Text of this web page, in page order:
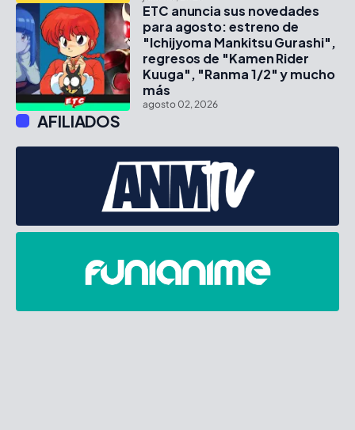
ETC anuncia sus novedades
para agosto: estreno de
"Ichijyoma Mankitsu Gurashi",
regresos de "Kamen Rider
Kuuga", "Ranma 1/2" y mucho
más
agosto 02, 2026
AFILIADOS